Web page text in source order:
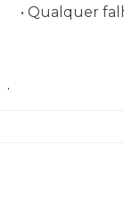
• Qualquer
.